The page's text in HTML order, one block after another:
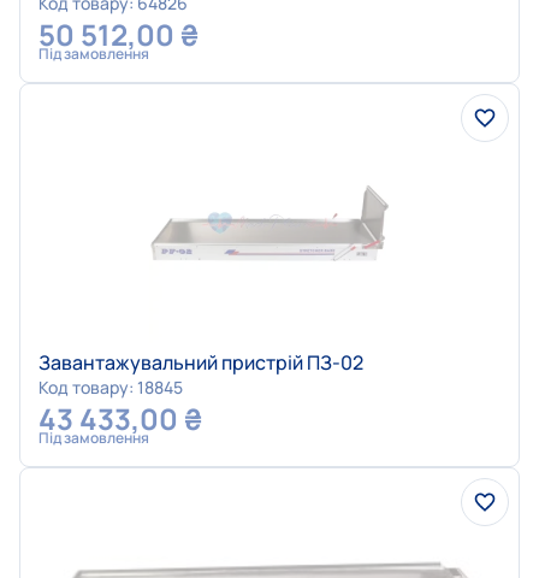
50 512,00 ₴
Під замовлення
Завантажувальний пристрій ПЗ-02
Код товару: 18845
43 433,00 ₴
Під замовлення